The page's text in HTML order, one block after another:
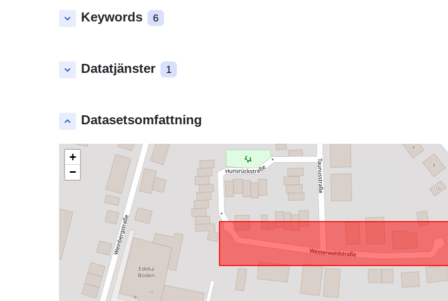
keyboard_arrow_down Keywords 6
keyboard_arrow_down Datatjänster 1
keyboard_arrow_up Datasetsomfattning
+
−